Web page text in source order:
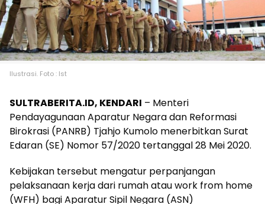
Ilustrasi. Foto : Ist
SULTRABERITA.ID, KENDARI – Menteri
Pendayagunaan Aparatur Negara dan Reformasi
Birokrasi (PANRB) Tjahjo Kumolo menerbitkan Surat
Edaran (SE) Nomor 57/2020 tertanggal 28 Mei 2020.
Kebijakan tersebut mengatur perpanjangan
pelaksanaan kerja dari rumah atau work from home
(WFH) bagi Aparatur Sipil Negara (ASN)